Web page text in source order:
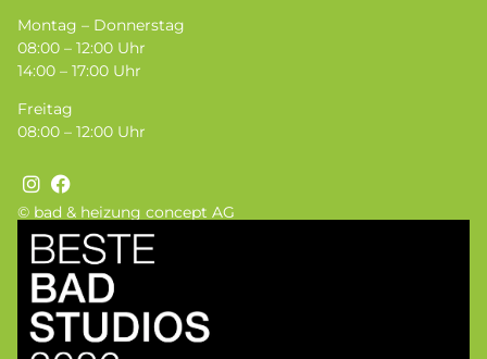
© bad & heizung concept AG
Montag – Donnerstag
08:00 – 12:00 Uhr
14:00 – 17:00 Uhr
Freitag
08:00 – 12:00 Uhr